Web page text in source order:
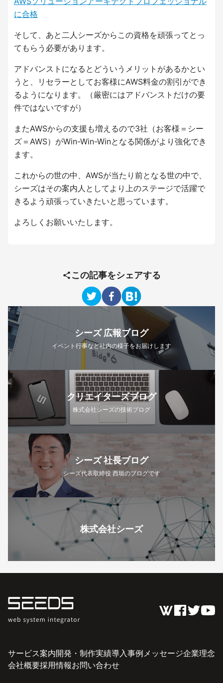
に合格
そして、あと二人シーズからこの資格を頑張ってとっ
てもらう必要があります。
アドバンストになるとどういうメリットがあるかとい
うと、リセラーとしてお客様にAWS料金の割引ができ
るようになります。（厳密にはアドバンストだけの要
件ではないですが）
またAWSからの支援も増えるので3社（お客様＝シー
ズ＝AWS）がWin-Win-Winとなる関係がより強化でき
ます。
これからの世の中、AWSが当たり前となる世の中で、
シーズはその案内人としてより上のステージで活躍で
きるよう頑張っていきたいと思っています。
よろしくお願いいたします。
この記事をシェアする
シーズ 広報ブログ
イベント行事など社内の様子をお届けします
クリエイターズブログ
株式会社シーズの技術ブログ
シーズ 社長ブログ
シーズ代表取締役 西垣のブログです
株式会社シーズ
サービス案内開発・制作実績導入事例メッセージ企業理念
会社概要採用情報お問い合わせ